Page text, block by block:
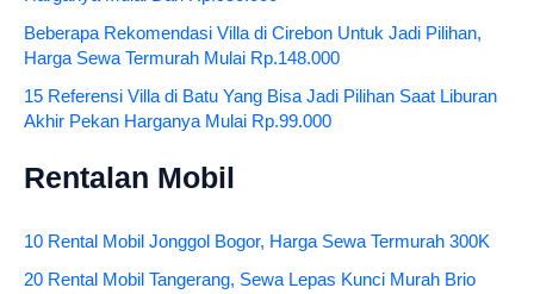
Beberapa Rekomendasi Villa di Cirebon Untuk Jadi Pilihan,
Harga Sewa Termurah Mulai Rp.148.000
15 Referensi Villa di Batu Yang Bisa Jadi Pilihan Saat Liburan
Akhir Pekan Harganya Mulai Rp.99.000
Rentalan Mobil
10 Rental Mobil Jonggol Bogor, Harga Sewa Termurah 300K
20 Rental Mobil Tangerang, Sewa Lepas Kunci Murah Brio